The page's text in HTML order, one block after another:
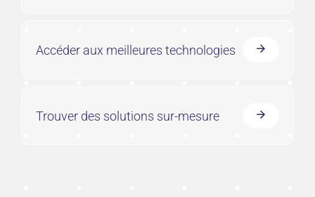
Accéder aux meilleures technologies
Trouver des solutions sur-mesure